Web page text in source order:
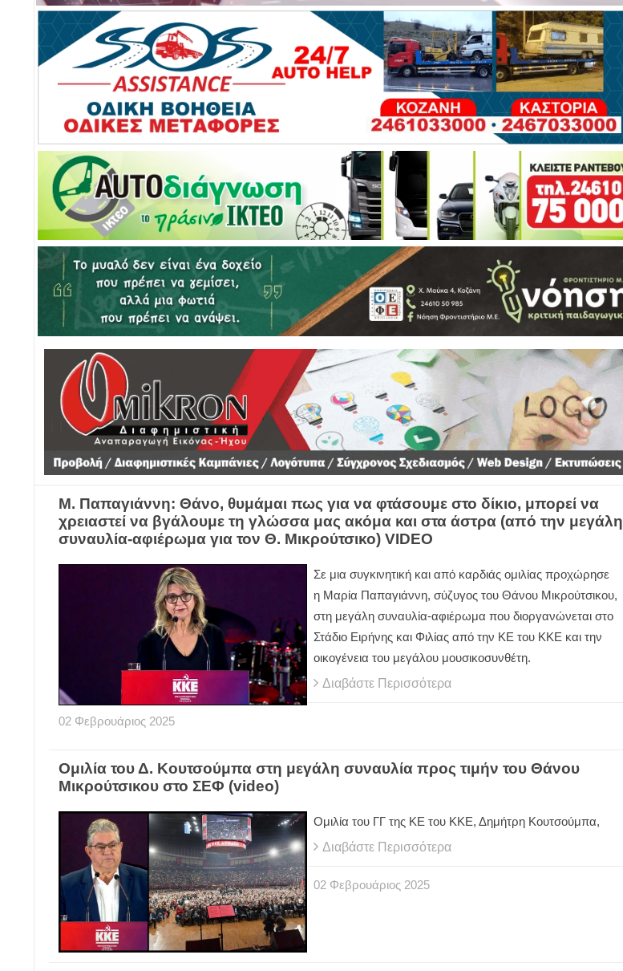
Μ. Παπαγιάννη: Θάνο, θυμάμαι πως για να φτάσουμε στο δίκιο, μπορεί να
χρειαστεί να βγάλουμε τη γλώσσα μας ακόμα και στα άστρα (από την μεγάλη
συναυλία-αφιέρωμα για τον Θ. Μικρούτσικο) VIDEO
Σε μια συγκινητική και από καρδιάς ομιλίας προχώρησε
η Μαρία Παπαγιάννη, σύζυγος του Θάνου Μικρούτσικου,
στη μεγάλη συναυλία-αφιέρωμα που διοργανώνεται στο
Στάδιο Ειρήνης και Φιλίας από την ΚΕ του ΚΚΕ και την
οικογένεια του μεγάλου μουσικοσυνθέτη.
Διαβάστε Περισσότερα
02 Φεβρουάριος 2025
Ομιλία του Δ. Κουτσούμπα στη μεγάλη συναυλία προς τιμήν του Θάνου
Μικρούτσικου στο ΣΕΦ (video)
Ομιλία του ΓΓ της ΚΕ του ΚΚΕ, Δημήτρη Κουτσούμπα,
Διαβάστε Περισσότερα
02 Φεβρουάριος 2025